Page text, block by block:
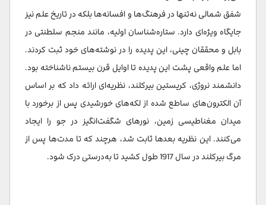
شفق شمالی نه‌تنها در فرهنگ‌ها و افسانه‌ها بلکه در تاریخ علم نیز
جایگاه ویژه‌ای دارد. ستاره‌شناسان اولیه، مانند منجم سلطنتی در
بابل و محققان چینی، این پدیده را در نوشته‌های خود ثبت کردند.
اما علم واقعی پشت این پدیده تا اوایل قرن بیستم ناشناخته بود.
دانشمند نروژی، کریستین بیرکلند، نظریه‌ای ارائه داد که بر اساس
آن الکترون‌های ساطع شده از لکه‌های خورشیدی پس از برخورد با
میدان مغناطیسی زمین، نورهای شگفت‌انگیز در جو را ایجاد
می‌کنند. این نظریه بعدها ثابت شد، هرچند که تا مدت‌ها پس از
مرگ بیرکلند در سال 1917 طول کشید تا به‌درستی درک شود.